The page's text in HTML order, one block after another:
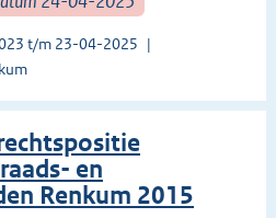
t/m 23-04-2025
en
Renkum 2015